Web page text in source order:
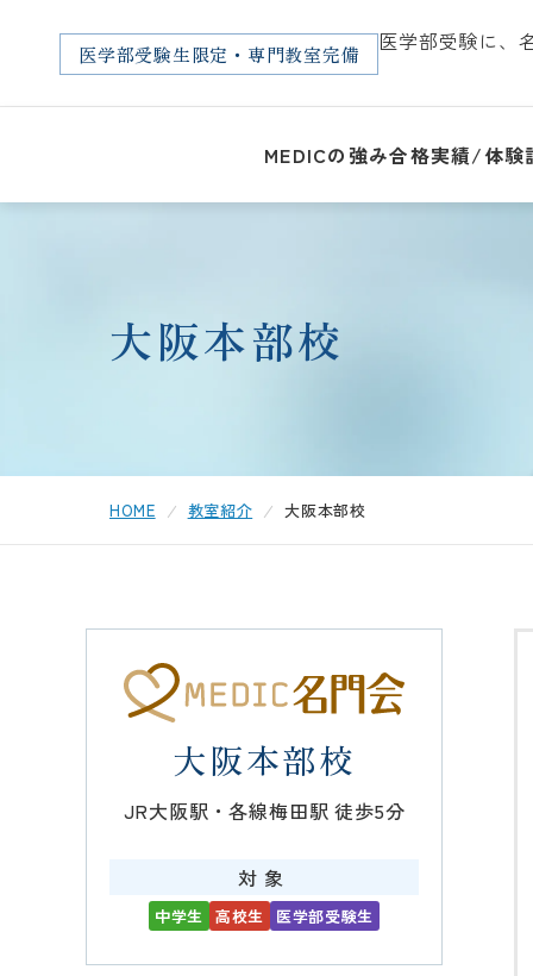
医学部受験に、
医学部受験生限定・ 専門教室完備
MEDICの強み合格実績/体験
大阪本部校
HOME 教室紹介 大阪本部校
大阪本部校
JR大阪駅・各線梅田駅 徒歩5分
対象
中学生 高校生 医学部受験生